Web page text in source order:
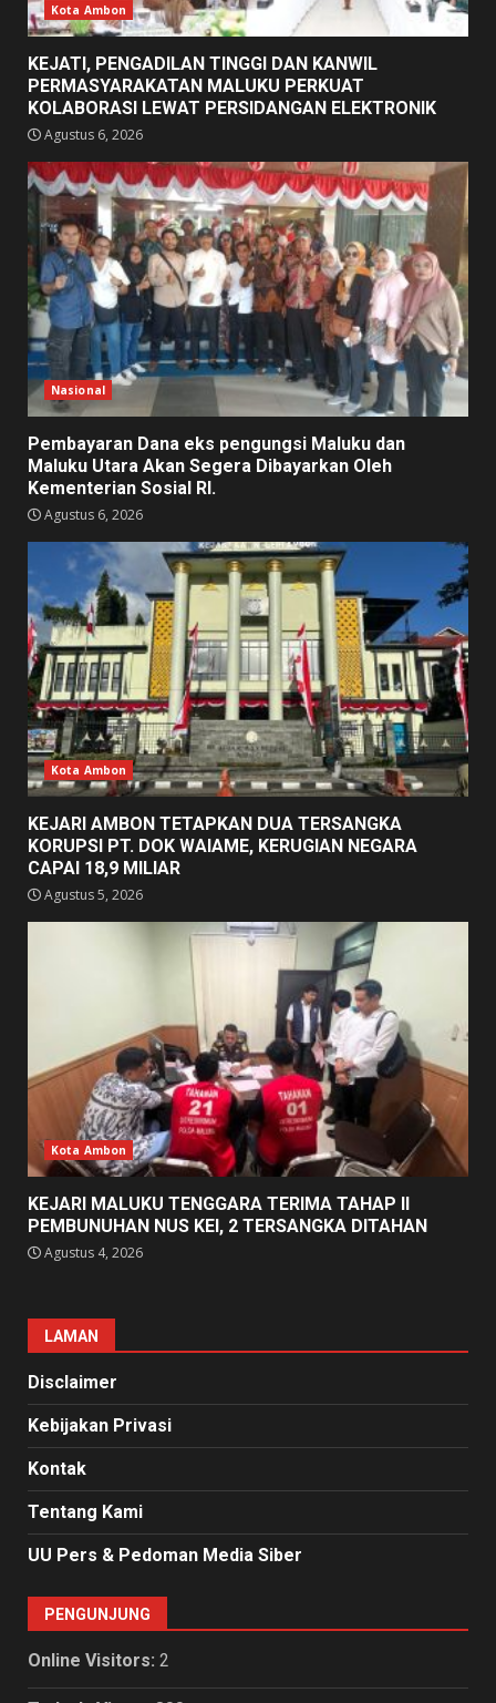
Kota Ambon
KEJATI, PENGADILAN TINGGI DAN KANWIL
PERMASYARAKATAN MALUKU PERKUAT
KOLABORASI LEWAT PERSIDANGAN ELEKTRONIK
Agustus 6, 2026
Nasional
Pembayaran Dana eks pengungsi Maluku dan
Maluku Utara Akan Segera Dibayarkan Oleh
Kementerian Sosial RI.
Agustus 6, 2026
Kota Ambon
KEJARI AMBON TETAPKAN DUA TERSANGKA
KORUPSI PT. DOK WAIAME, KERUGIAN NEGARA
CAPAI 18,9 MILIAR
Agustus 5, 2026
Kota Ambon
KEJARI MALUKU TENGGARA TERIMA TAHAP II
PEMBUNUHAN NUS KEI, 2 TERSANGKA DITAHAN
Agustus 4, 2026
LAMAN
Disclaimer
Kebijakan Privasi
Kontak
Tentang Kami
UU Pers & Pedoman Media Siber
PENGUNJUNG
Online Visitors: 2